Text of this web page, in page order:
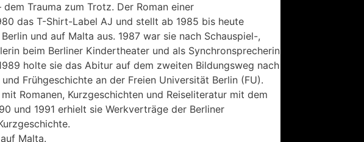
Trauma zum Trotz. Der Roman einer
das T-Shirt-Label AJ und stellt ab 1985 bis heute
und auf Malta aus. 1987 war sie nach Schauspiel-,
beim Berliner Kindertheater und als Synchronsprecherin
holte sie das Abitur auf dem zweiten Bildungsweg nach
Frühgeschichte an der Freien Universität Berlin (FU).
Romanen, Kurzgeschichten und Reiseliteratur mit dem
und 1991 erhielt sie Werkverträge der Berliner
Malta.